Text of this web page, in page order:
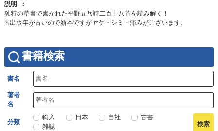
説明
独特の草書で書かれた平野五岳詩二百十八首を読み解く！
※出版年が古いので新本ですがヤケ・シミ・痛みがございます。
書籍検索
書名
著者
名
分類
輸入 日本 自社
古書
雑誌